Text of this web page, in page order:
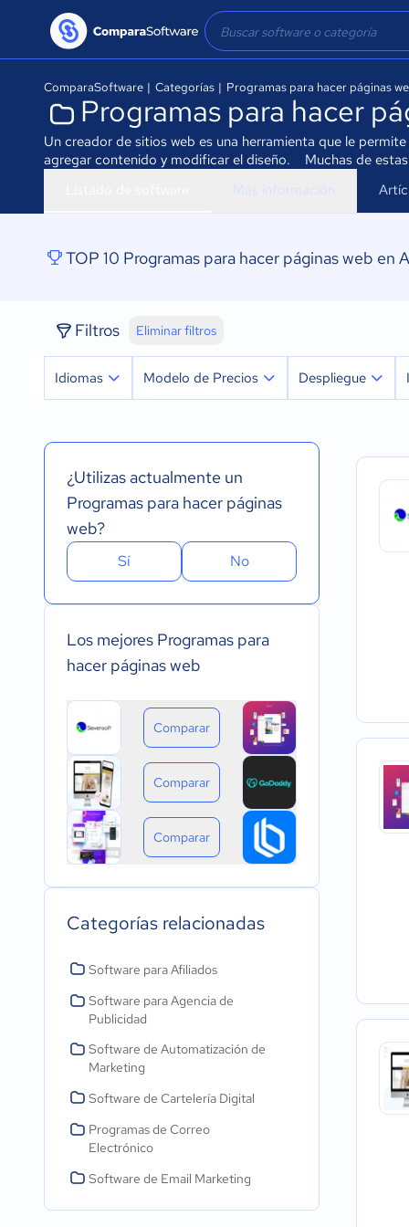
ComparaSoftware | Categorías | Programas para hacer páginas
Programas para hacer
Un creador de sitios web es una herramienta que le
agregar contenido y modificar el diseño. Muchas de
Más información
TOP 10 Programas para hacer páginas web en
Filtros Eliminar filtros
Idiomas Modelo de Precios
Pago anual
Pago de única vez
Despliegue
Instalado - Mac
Instalado - Linux
Dispositivo
¿Utilizas actualmente un
Programas para hacer páginas
web?
Sí No
Los mejores Programas para
hacer páginas web
Comparar
Comparar
Comparar
Categorías relacionadas
Software para Afiliados
Software para Agencia de
Publicidad
Software de Automatización de
Marketing
Software de Cartelería Digital
Programas de Correo
Electrónico
Software de Email Marketing